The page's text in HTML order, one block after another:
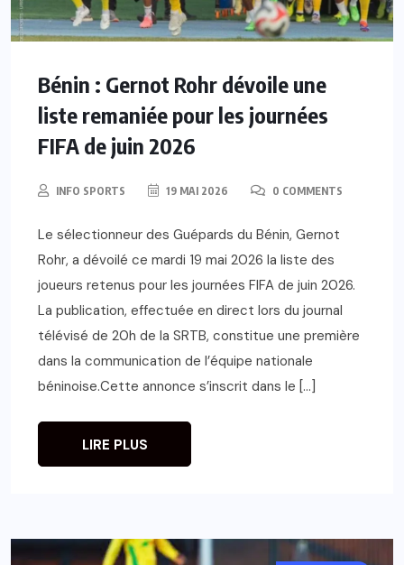
Bénin : Gernot Rohr dévoile une
liste remaniée pour les journées
FIFA de juin 2026
INFO SPORTS 19 MAI 2026 0 COMMENTS
Le sélectionneur des Guépards du Bénin, Gernot
Rohr, a dévoilé ce mardi 19 mai 2026 la liste des
joueurs retenus pour les journées FIFA de juin 2026.
La publication, effectuée en direct lors du journal
télévisé de 20h de la SRTB, constitue une première
dans la communication de l’équipe nationale
béninoise.Cette annonce s’inscrit dans le […]
LIRE PLUS